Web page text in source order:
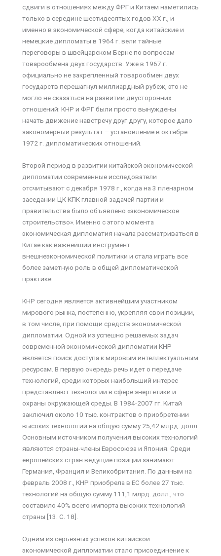
сдвиги в отношениях между ФРГ и Китаем наметились
только в середине шестидесятых годов ХХ г., и
именно в экономической сфере, когда китайские и
немецкие дипломаты в 1964 г. вели тайные
переговоры в швейцарском Берне по вопросам
товарообмена двух государств. Уже в 1967 г.
официально не закрепленный товарообмен двух
государств перешагнул миллиардный рубеж, это не
могло не сказаться на развитии двусторонних
отношений: КНР и ФРГ были просто вынуждены
начать движение навстречу друг другу, которое дало
закономерный результат – установление в октябре
1972 г. дипломатических отношений.
Второй период в развитии китайской экономической
дипломатии современные исследователи
отсчитывают с декабря 1978 г., когда на 3 пленарном
заседании ЦК КПК главной задачей партии и
правительства было объявлено «экономическое
строительство». Именно с этого момента
экономическая дипломатия начала рассматриваться в
Китае как важнейший инструмент
внешнеэкономической политики и стала играть все
более заметную роль в общей дипломатической
практике.
КНР сегодня является активнейшим участником
мирового рынка, постепенно, укрепляя свои позиции,
в том числе, при помощи средств экономической
дипломатии. Одной из успешно решаемых задач
современной экономической дипломатии КНР
является поиск доступа к мировым интеллектуальным
ресурсам. В первую очередь речь идет о передаче
технологий, среди которых наибольший интерес
представляют технологии в сфере энергетики и
охраны окружающей среды. В 1984-2007 гг. Китай
заключил около 10 тыс. контрактов о приобретении
высоких технологий на общую сумму 25,42 млрд. долл.
Основным источником получения высоких технологий
являются страны-члены Евросоюза и Япония. Среди
европейских стран ведущие позиции занимают
Германия, Франция и Великобритания. По данным на
февраль 2008 г., КНР приобрела в ЕС более 27 тыс.
технологий на общую сумму 111,1 млрд. долл., что
составило 40% всего импорта высоких технологий
страны [13. С. 18].
Одним из серьезных успехов китайской
экономической дипломатии стало присоединение к